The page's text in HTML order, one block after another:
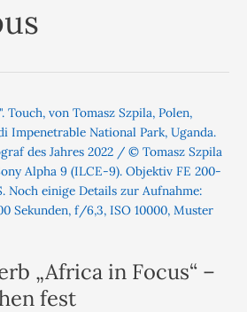
„Africa in Focus“ –
fest